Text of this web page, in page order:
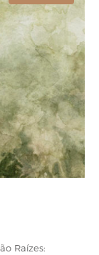
Raízes: